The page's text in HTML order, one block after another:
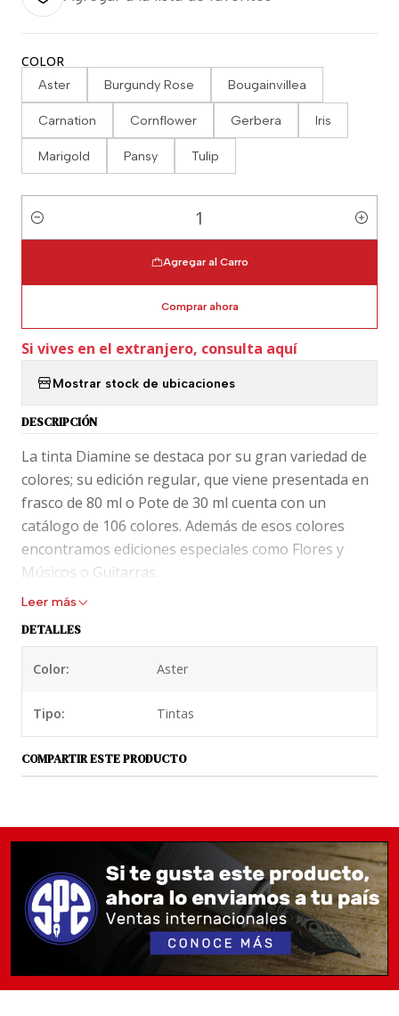
COLOR
Aster Burgundy Rose Bougainvillea
Carnation Cornflower Gerbera Iris
Marigold Pansy Tulip
Cantidad
Agregar al Carro
Comprar ahora
Si vives en el extranjero, consulta aquí
Mostrar stock de ubicaciones
DESCRIPCIÓN
La tinta Diamine se destaca por su gran variedad de
colores; su edición regular, que viene presentada en
frasco de 80 ml o Pote de 30 ml cuenta con un
catálogo de 106 colores. Además de esos colores
encontramos ediciones especiales como Flores y
Músicos o Guitarras.
Tinta Diamime de 30 ml, viene presentada en pote de
plástico.
En los blogs de fanáticos, tinta Diamine está
una tinta de secado rápido, no resistente al agua.
Saturación y flujo alto.
Leer más
DETALLES
Color: Aster
Tipo: Tintas
COMPARTIR ESTE PRODUCTO